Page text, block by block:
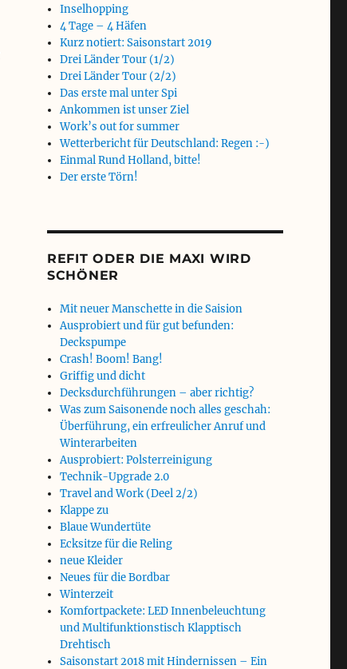
Inselhopping
4 Tage – 4 Häfen
Kurz notiert: Saisonstart 2019
Drei Länder Tour (1/2)
Drei Länder Tour (2/2)
Das erste mal unter Spi
Ankommen ist unser Ziel
Work’s out for summer
Wetterbericht für Deutschland: Regen :-)
Einmal Rund Holland, bitte!
Der erste Törn!
REFIT ODER DIE MAXI WIRD
SCHÖNER
Mit neuer Manschette in die Saision
Ausprobiert und für gut befunden:
Deckspumpe
Crash! Boom! Bang!
Griffig und dicht
Decksdurchführungen – aber richtig?
Was zum Saisonende noch alles geschah:
Überführung, ein erfreulicher Anruf und
Winterarbeiten
Ausprobiert: Polsterreinigung
Technik-Upgrade 2.0
Travel and Work (Deel 2/2)
Klappe zu
Blaue Wundertüte
Ecksitze für die Reling
neue Kleider
Neues für die Bordbar
Winterzeit
Komfortpackete: LED Innenbeleuchtung
und Multifunktionstisch Klapptisch
Drehtisch
Saisonstart 2018 mit Hindernissen – Ein